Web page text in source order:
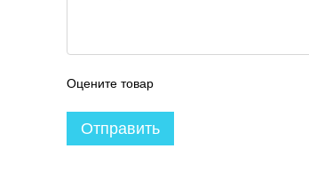
Оцените товар
Отправить